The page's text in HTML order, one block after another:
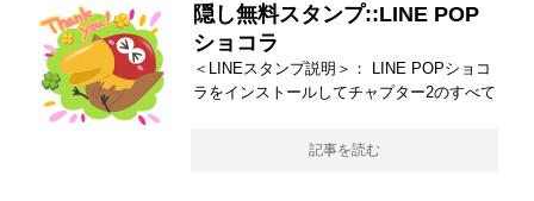
隠し無料スタンプ::LINE POP
ショコラ
＜LINEスタンプ説明＞： LINE POPショコ
ラをインストールしてチャプター2のすべて
記事を読む